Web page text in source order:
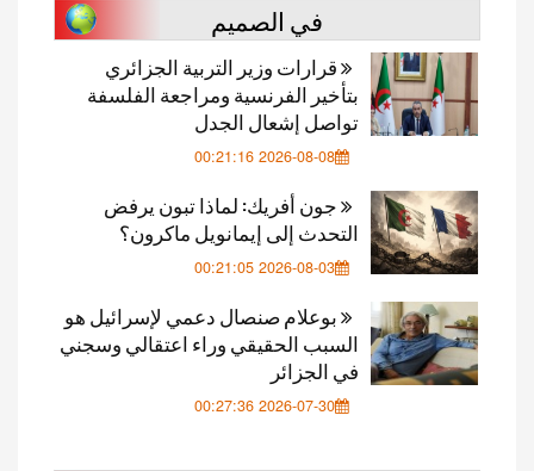
في الصميم
قرارات وزير التربية الجزائري
بتأخير الفرنسية ومراجعة الفلسفة
تواصل إشعال الجدل
2026-08-08 00:21:16
جون أفريك: لماذا تبون يرفض
التحدث إلى إيمانويل ماكرون؟
2026-08-03 00:21:05
بوعلام صنصال دعمي لإسرائيل هو
السبب الحقيقي وراء اعتقالي وسجني
في الجزائر
2026-07-30 00:27:36